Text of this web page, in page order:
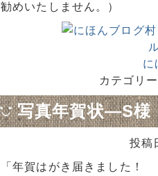
勧めいたしません。）
に
カテゴリ
写真年賀状―S様
投稿
「年賀はがき届きました！